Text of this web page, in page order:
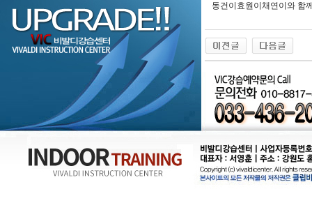
동건이효원이채연이와 함